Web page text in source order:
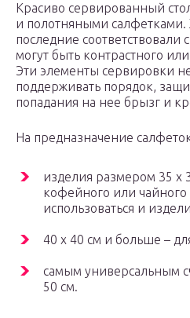
Красиво сервированный
и полотняными салфетками.
последние соответствовали
могут быть контрастного
Эти элементы сервировки
поддерживать порядок,
попадания на нее брызг и
На предназначение
изделия размером 35 х
кофейного или чайного
использоваться и
40 х 40 см и больше –
самым универсальным
50 см.